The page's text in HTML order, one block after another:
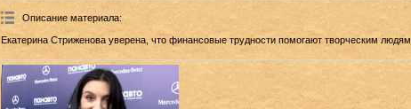
Описание материала:
Екатерина Стриженова уверена, что финансовые трудности помогают творческим людям.